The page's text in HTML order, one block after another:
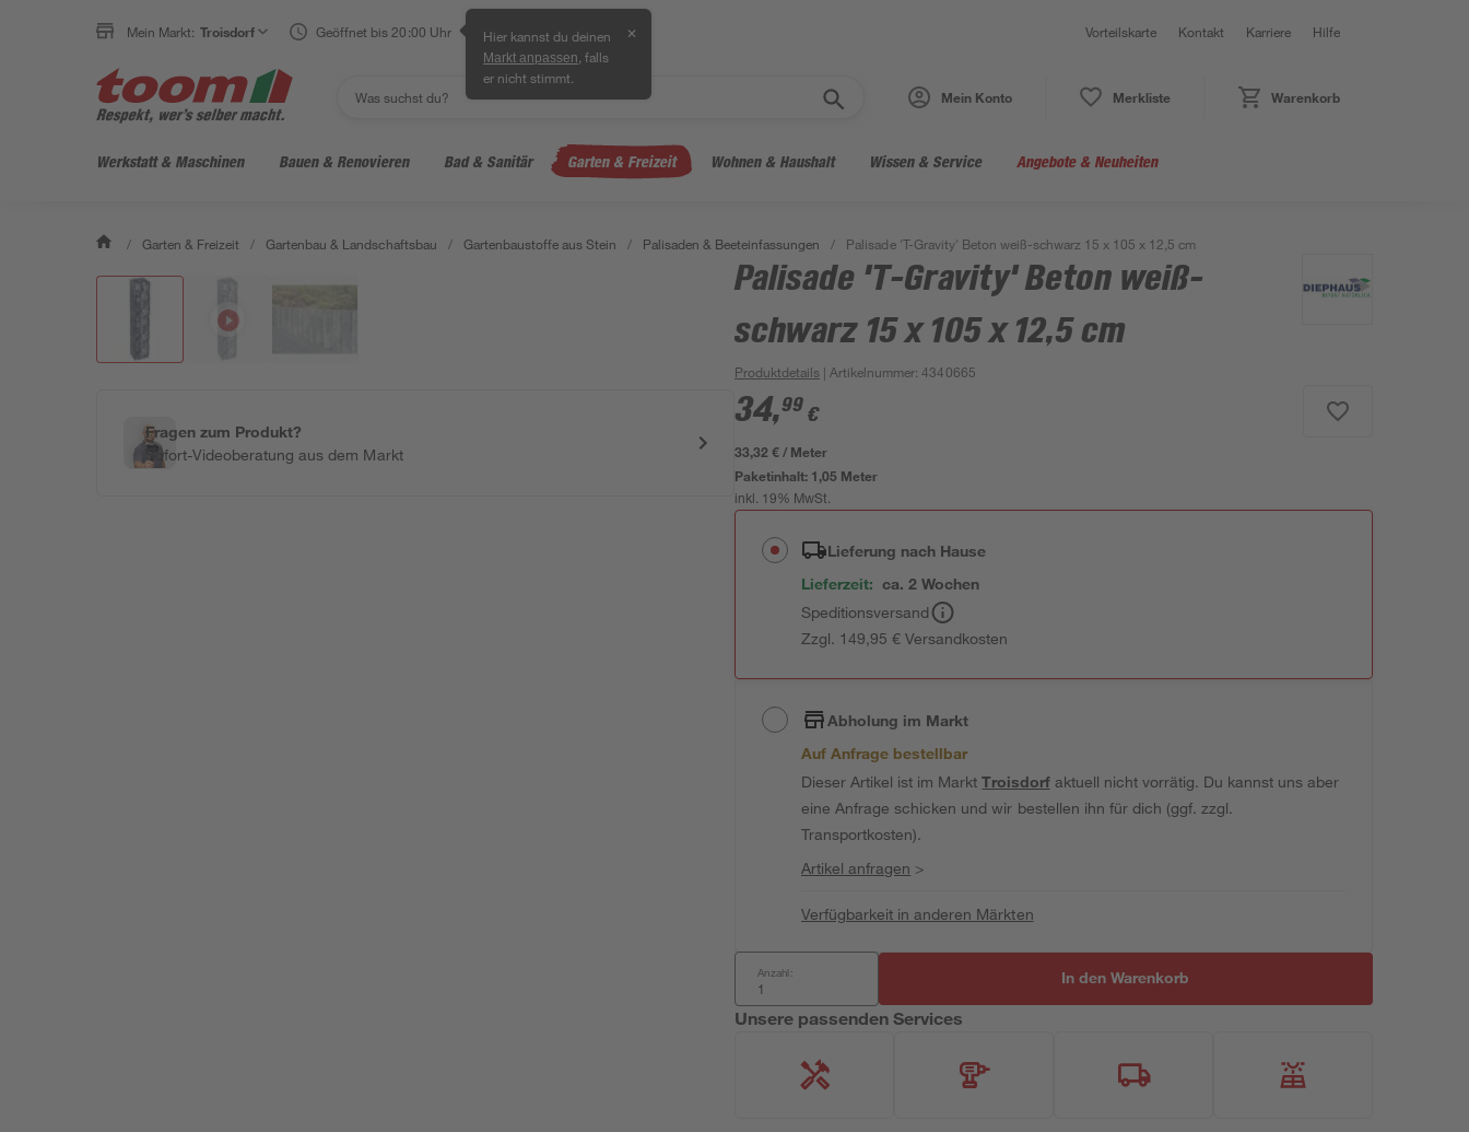
Mein Markt: Troisdorf Geöffnet bis 20:00 Uhr Hier kannst du deinen
Markt anpassen , falls
er nicht stimmt.
✕ Vorteilskarte Kontakt Karriere Hilfe
Mein Konto Merkliste Warenkorb
Werkstatt & Maschinen Bauen & Renovieren Bad & Sanitär Garten & Freizeit Wohnen & Haushalt Wissen & Service Angebote & Neuheiten
/ Garten & Freizeit / Gartenbau & Landschaftsbau / Gartenbaustoffe aus Stein / Palisaden & Beeteinfassungen / Palisade 'T-Gravity' Beton weiß-schwarz 15 x 105 x 12,5 cm
Fragen zum Produkt?
Sofort-Videoberatung aus dem Markt
Palisade 'T-Gravity' Beton weiß-
schwarz 15 x 105 x 12,5 cm
Produktdetails | Artikelnummer:4340665
34,99 €
33,32 € / Meter
Paketinhalt: 1,05 Meter
inkl. 19% MwSt.
Lieferung nach Hause
Lieferzeit: ca. 2 Wochen
Speditionsversand
Zzgl. 149,95 € Versandkosten
Abholung im Markt
Auf Anfrage bestellbar
Dieser Artikel ist im MarktTroisdorfaktuell nicht vorrätig. Du kannst uns aber
eine Anfrage schicken und wir bestellen ihn für dich (ggf. zzgl.
Transportkosten).
Artikel anfragen >
Verfügbarkeit in anderen Märkten
Anzahl: In den Warenkorb
Unsere passenden Services